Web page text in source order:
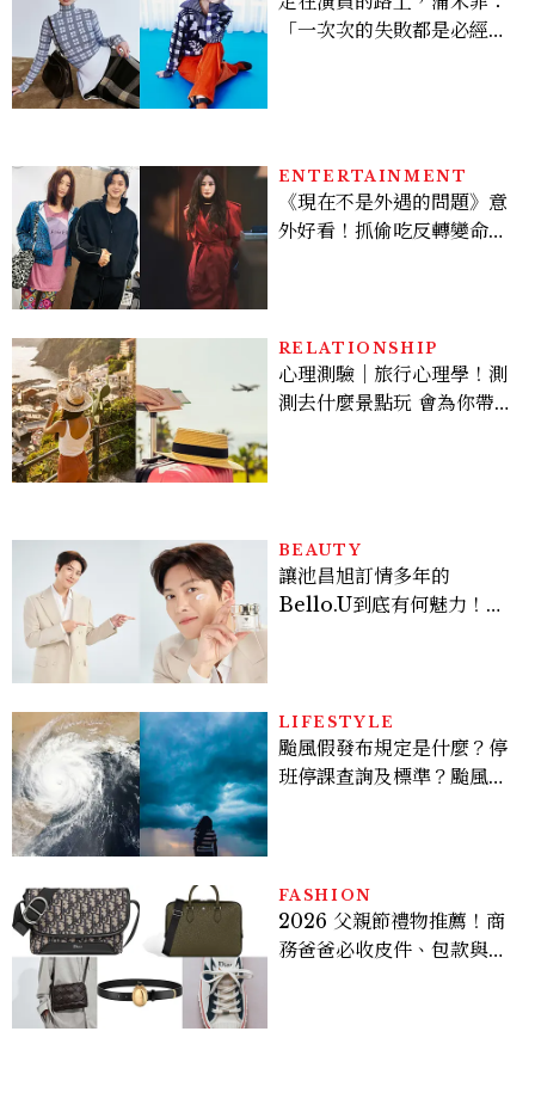
「一次次的失敗都是必經過
ENTERTAINMENT
《現在不是外遇的問題》意
外好看！抓偷吃反轉變命
看點懶人包
RELATIONSHIP
心理測驗｜旅行心理學！測
測去什麼景點玩 會為你帶來
BEAUTY
讓池昌旭訂情多年的
Bello.U到底有何魅力！揭
倦感，超神！
LIFESTYLE
颱風假發布規定是什麼？停
班停課查詢及標準？颱風假
FASHION
2026 父親節禮物推薦！商
務爸爸必收皮件、包款與鞋